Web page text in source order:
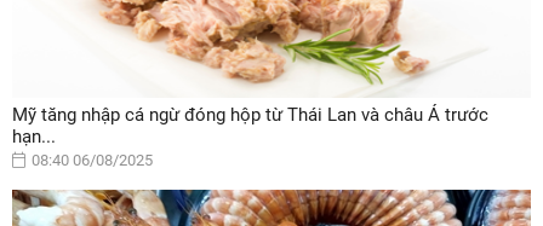
Mỹ tăng nhập cá ngừ đóng hộp từ Thái Lan và châu Á trước
hạn...
08:40 06/08/2025